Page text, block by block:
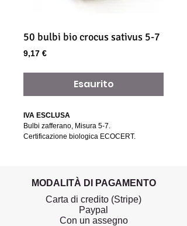
50 bulbi bio crocus sativus 5-7
9,17 €Prezzo
Esaurito
IVA ESCLUSA
Bulbi zafferano, Misura 5-7.
Certificazione biologica ECOCERT.
MODALITÀ DI PAGAMENTO
Carta di credito (Stripe)
Paypal
Con un assegno